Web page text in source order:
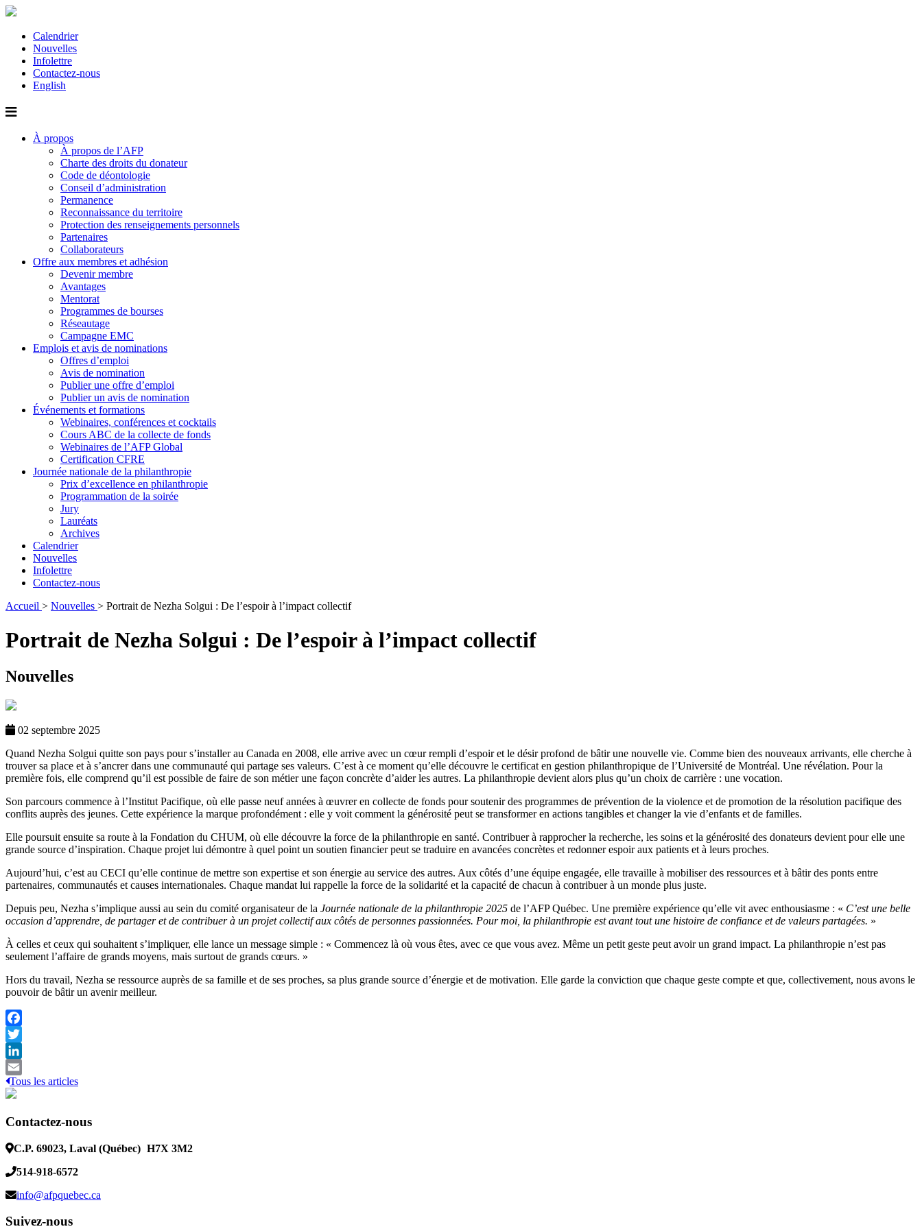
Calendrier
Nouvelles
Infolettre
Contactez-nous
English
À propos
À propos de l’AFP
Charte des droits du donateur
Code de déontologie
Conseil d’administration
Permanence
Reconnaissance du territoire
Protection des renseignements personnels
Partenaires
Collaborateurs
Offre aux membres et adhésion
Devenir membre
Avantages
Mentorat
Programmes de bourses
Réseautage
Campagne EMC
Emplois et avis de nominations
Offres d’emploi
Avis de nomination
Publier une offre d’emploi
Publier un avis de nomination
Événements et formations
Webinaires, conférences et cocktails
Cours ABC de la collecte de fonds
Webinaires de l’AFP Global
Certification CFRE
Journée nationale de la philanthropie
Prix d’excellence en philanthropie
Programmation de la soirée
Jury
Lauréats
Archives
Calendrier
Nouvelles
Infolettre
Contactez-nous
Accueil > Nouvelles > Portrait de Nezha Solgui : De l’espoir à l’impact collectif
Portrait de Nezha Solgui : De l’espoir à l’impact collectif
Nouvelles
02 septembre 2025
Quand Nezha Solgui quitte son pays pour s’installer au Canada en 2008, elle arrive avec un cœur rempli d’espoir et le désir profond de bâtir une nouvelle vie. Comme bien des nouveaux arrivants, elle cherche à
trouver sa place et à s’ancrer dans une communauté qui partage ses valeurs. C’est à ce moment qu’elle découvre le certificat en gestion philanthropique de l’Université de Montréal. Une révélation. Pour la
première fois, elle comprend qu’il est possible de faire de son métier une façon concrète d’aider les autres. La philanthropie devient alors plus qu’un choix de carrière : une vocation.
Son parcours commence à l’Institut Pacifique, où elle passe neuf années à œuvrer en collecte de fonds pour soutenir des programmes de prévention de la violence et de promotion de la résolution pacifique des
conflits auprès des jeunes. Cette expérience la marque profondément : elle y voit comment la générosité peut se transformer en actions tangibles et changer la vie d’enfants et de familles.
Elle poursuit ensuite sa route à la Fondation du CHUM, où elle découvre la force de la philanthropie en santé. Contribuer à rapprocher la recherche, les soins et la générosité des donateurs devient pour elle une
grande source d’inspiration. Chaque projet lui démontre à quel point un soutien financier peut se traduire en avancées concrètes et redonner espoir aux patients et à leurs proches.
Aujourd’hui, c’est au CECI qu’elle continue de mettre son expertise et son énergie au service des autres. Aux côtés d’une équipe engagée, elle travaille à mobiliser des ressources et à bâtir des ponts entre
partenaires, communautés et causes internationales. Chaque mandat lui rappelle la force de la solidarité et la capacité de chacun à contribuer à un monde plus juste.
Depuis peu, Nezha s’implique aussi au sein du comité organisateur de la Journée nationale de la philanthropie 2025 de l’AFP Québec. Une première expérience qu’elle vit avec enthousiasme : « C’est une belle
occasion d’apprendre, de partager et de contribuer à un projet collectif aux côtés de personnes passionnées. Pour moi, la philanthropie est avant tout une histoire de confiance et de valeurs partagées. »
À celles et ceux qui souhaitent s’impliquer, elle lance un message simple : « Commencez là où vous êtes, avec ce que vous avez. Même un petit geste peut avoir un grand impact. La philanthropie n’est pas
seulement l’affaire de grands moyens, mais surtout de grands cœurs. »
Hors du travail, Nezha se ressource auprès de sa famille et de ses proches, sa plus grande source d’énergie et de motivation. Elle garde la conviction que chaque geste compte et que, collectivement, nous avons le
pouvoir de bâtir un avenir meilleur.
Facebook
Twitter
LinkedIn
Email
Tous les articles
Contactez-nous
C.P. 69023, Laval (Québec) H7X 3M2
514-918-6572
info@afpquebec.ca
Suivez-nous